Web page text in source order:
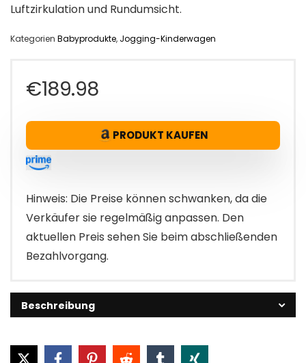
Luftzirkulation und Rundumsicht.
Kategorien Babyprodukte, Jogging-Kinderwagen
€189.98
PRODUKT KAUFEN
Hinweis: Die Preise können schwanken, da die
Verkäufer sie regelmäßig anpassen. Den
aktuellen Preis sehen Sie beim abschließenden
Bezahlvorgang.
Beschreibung